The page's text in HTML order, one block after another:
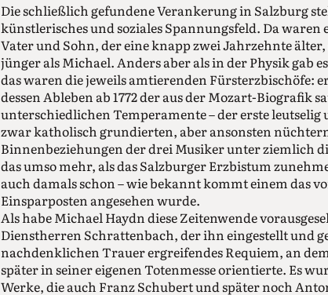
Die schließlich gefundene Verankerung in Salzburg
künstlerisches und soziales Spannungsfeld. Da
Vater und Sohn, der eine knapp zwei Jahrzehnte
jünger als Michael. Anders aber als in der Physik gab
das waren die jeweils amtierenden Fürsterzbischöfe:
dessen Ableben ab 1772 der aus der Mozart-
unterschiedlichen Temperamente – der erste
zwar katholisch grundierten, aber ansonsten
Binnenbeziehungen der drei Musiker unter ziemlich
das umso mehr, als das Salzburger Erzbistum
auch damals schon – wie bekannt kommt einem das
Einsparposten angesehen wurde.
Als habe Michael Haydn diese Zeitenwende
Dienstherren Schrattenbach, der ihn eingestellt und
nachdenklichen Trauer ergreifendes Requiem, an
später in seiner eigenen Totenmesse orientierte. Es
Werke, die auch Franz Schubert und später noch